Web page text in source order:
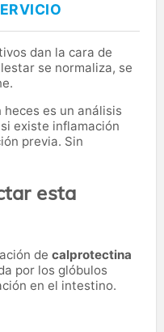
dan la cara de
se normaliza, se
es un análisis
existe inflamación
previa. Sin
esta
de calprotectina
por los glóbulos
en el intestino.